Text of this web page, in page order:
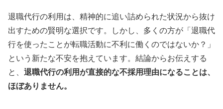
退職代行の利用は、精神的に追い詰められた状況から抜け
出すための賢明な選択です。しかし、多くの方が「退職代
行を使ったことが転職活動に不利に働くのではないか？」
という新たな不安を抱えています。結論からお伝えする
と、 退職代行の利用が直接的な不採用理由になることは、
ほぼありません。